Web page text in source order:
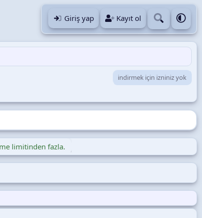
Giriş yap Kayıt ol
indirmek için izniniz yok
limitinden fazla.